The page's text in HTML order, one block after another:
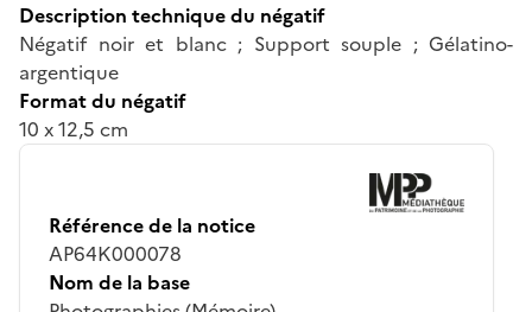
Description technique du négatif
Négatif noir et blanc ; Support souple ; Gélatino-
argentique
Format du négatif
10 x 12,5 cm
Référence de la notice
AP64K000078
Nom de la base